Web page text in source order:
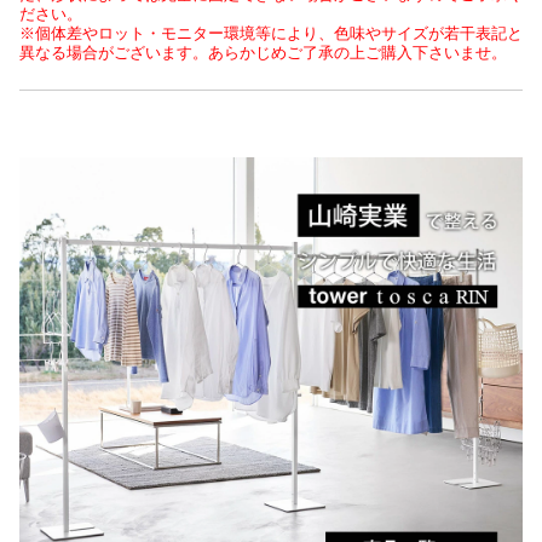
ださい。
※個体差やロット・モニター環境等により、色味やサイズが若干表記と
異なる場合がございます。あらかじめご了承の上ご購入下さいませ。